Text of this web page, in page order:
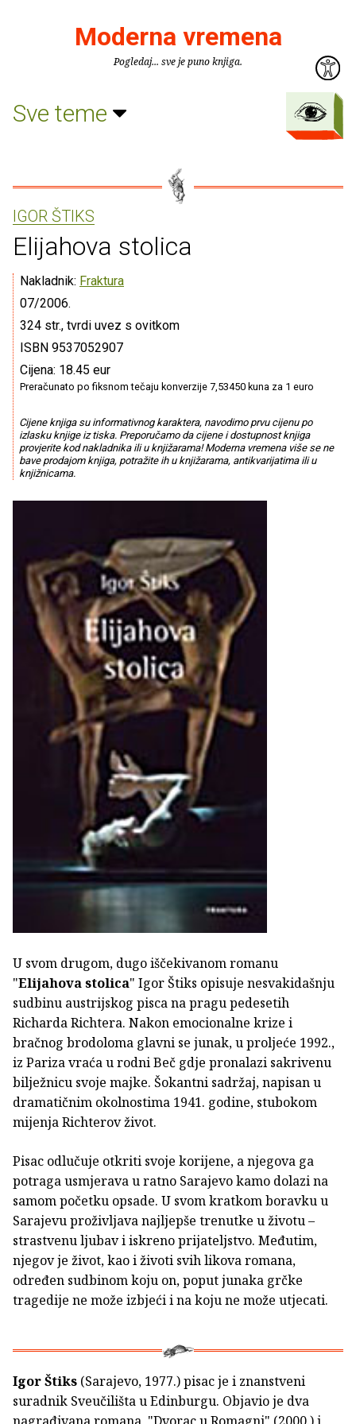
Moderna vremena
Pogledaj... sve je puno knjiga.
Sve teme
IGOR ŠTIKS
Elijahova stolica
Nakladnik: Fraktura
07/2006.
324 str., tvrdi uvez s ovitkom
ISBN 9537052907
Cijena: 18.45 eur
Preračunato po fiksnom tečaju konverzije 7,53450 kuna za 1 euro
Cijene knjiga su informativnog karaktera, navodimo prvu cijenu po
izlasku knjige iz tiska. Preporučamo da cijene i dostupnost knjiga
provjerite kod nakladnika ili u knjižarama! Moderna vremena više se ne
bave prodajom knjiga, potražite ih u knjižarama, antikvarijatima ili u
knjižnicama.
U svom drugom, dugo iščekivanom romanu
"Elijahova stolica" Igor Štiks opisuje nesvakidašnju
sudbinu austrijskog pisca na pragu pedesetih
Richarda Richtera. Nakon emocionalne krize i
bračnog brodoloma glavni se junak, u proljeće 1992.,
iz Pariza vraća u rodni Beč gdje pronalazi sakrivenu
bilježnicu svoje majke. Šokantni sadržaj, napisan u
dramatičnim okolnostima 1941. godine, stubokom
mijenja Richterov život.
Pisac odlučuje otkriti svoje korijene, a njegova ga
potraga usmjerava u ratno Sarajevo kamo dolazi na
samom početku opsade. U svom kratkom boravku u
Sarajevu proživljava najljepše trenutke u životu –
strastvenu ljubav i iskreno prijateljstvo. Međutim,
njegov je život, kao i životi svih likova romana,
određen sudbinom koju on, poput junaka grčke
tragedije ne može izbjeći i na koju ne može utjecati.
Igor Štiks (Sarajevo, 1977.) pisac je i znanstveni
suradnik Sveučilišta u Edinburgu. Objavio je dva